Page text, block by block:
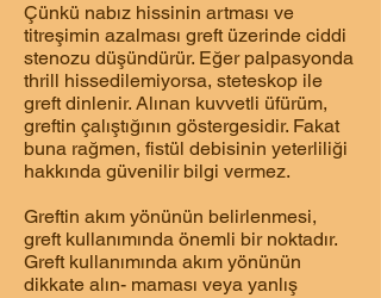
Çünkü nabız hissinin artması ve
titreşimin azalması greft üzerinde ciddi
stenozu düşündürür. Eğer palpasyonda
thrill hissedilemiyorsa, steteskop ile
greft dinlenir. Alınan kuvvetli üfürüm,
greftin çalıştığının göstergesidir. Fakat
buna rağmen, fistül debisinin yeterliliği
hakkında güvenilir bilgi vermez.
Greftin akım yönünün belirlenmesi,
greft kullanımında önemli bir noktadır.
Greft kullanımında akım yönünün
dikkate alın- maması veya yanlış